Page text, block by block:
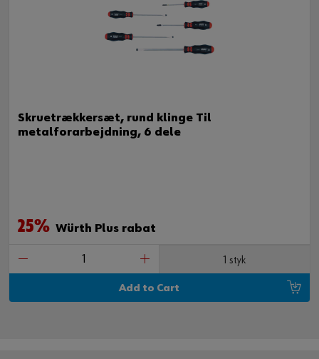
Skruetrækkersæt, rund klinge Til
metalforarbejdning, 6 dele
25% Würth Plus rabat
1 styk
Add to Cart